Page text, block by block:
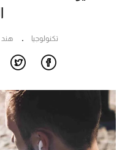
تكنولوجيا هند